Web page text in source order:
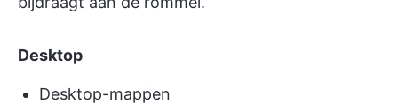
Desktop
Desktop-mappen